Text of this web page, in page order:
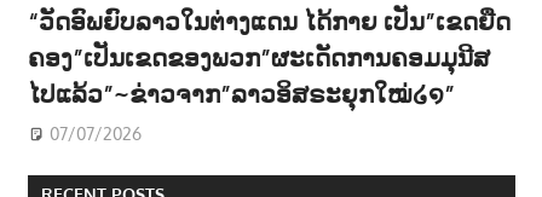
“ວັດອົພຍົບລາວໃນຕ່າງແດນ ໄດ້ກາຍ ເປັນ”ເຂດຍືດ
ຄອງ”ເປັນເຂດຂອງພວກ”ຜະເດັດການຄອມມຸນີສ
ໄປແລ້ວ”~ຂ່າວຈາກ”ລາວອິສຣະຍຸກໃໝ່໒໑”
07/07/2026